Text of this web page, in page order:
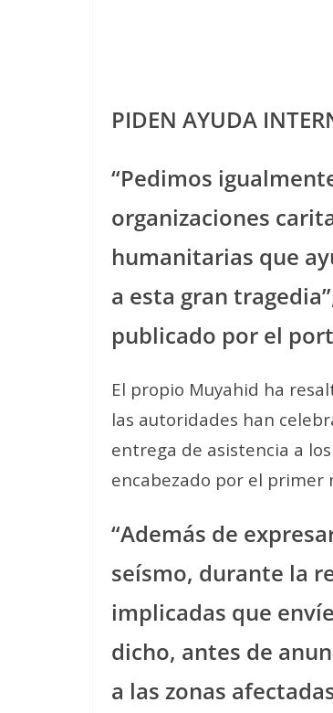
PIDEN AYUDA
“Pedimos
organizaciones
humanitarias que
a esta gran
publicado por el
El propio Muyahid ha
las autoridades han
entrega de asistencia a
encabezado por el primer
“Además de
seísmo, durante la
implicadas que
dicho, antes de
a las zonas